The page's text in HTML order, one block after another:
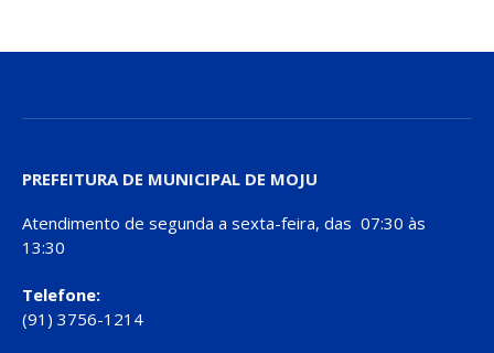
PREFEITURA DE MUNICIPAL DE MOJU
Atendimento de segunda a sexta-feira, das 07:30 às
13:30
Telefone:
(91) 3756-1214